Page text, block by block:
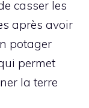
casser les
après avoir
potager
permet
la terre